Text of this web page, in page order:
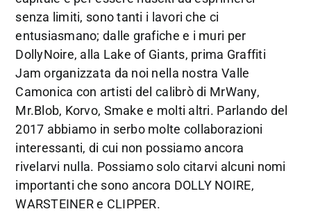
senza limiti, sono tanti i lavori che ci
entusiasmano; dalle grafiche e i muri per
DollyNoire, alla Lake of Giants, prima Graffiti
Jam organizzata da noi nella nostra Valle
Camonica con artisti del calibrò di MrWany,
Mr.Blob, Korvo, Smake e molti altri. Parlando del
2017 abbiamo in serbo molte collaborazioni
interessanti, di cui non possiamo ancora
rivelarvi nulla. Possiamo solo citarvi alcuni nomi
importanti che sono ancora DOLLY NOIRE,
WARSTEINER e CLIPPER.